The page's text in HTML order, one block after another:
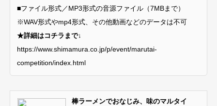
■ファイル形式／MP3形式の音源ファイル（7MBまで）
※WAV形式やmp4形式、その他動画などのデータは不可
★詳細はコチラまで↓
https://www.shimamura.co.jp/p/event/marutai-
competition/index.html
棒ラーメンでおなじみ、味のマルタイ